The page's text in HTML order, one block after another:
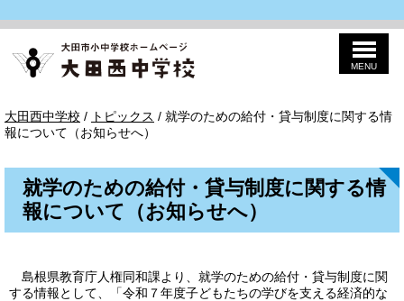
田
西
学
MENU
現
在
位
置：
大田西中学校 / トピックス / 就学のための給付・貸与制度に関する情
報について（お知らせへ）
就学のための給付・貸与制度に関する情
報について（お知らせへ）
島根県教育庁人権同和課より、就学のための給付・貸与制度に関
する情報として、「令和７年度子どもたちの学びを支える経済的な